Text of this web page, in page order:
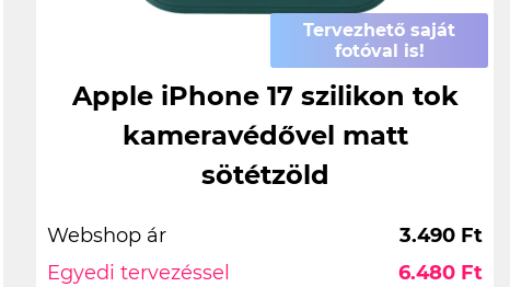
Tervezhető saját
fotóval is!
Apple iPhone 17 szilikon tok
kameravédővel matt
sötétzöld
Webshop ár
3.490 Ft
Egyedi tervezéssel
6.480 Ft